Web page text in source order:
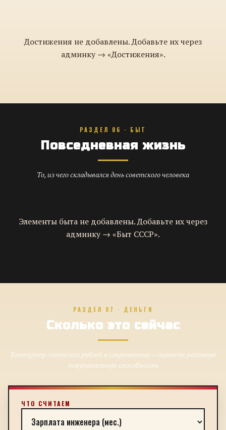
Достижения не добавлены. Добавьте их через
админку → «Достижения».
РАЗДЕЛ 06 · БЫТ
Повседневная жизнь
То, из чего складывался день советского человека
Элементы быта не добавлены. Добавьте их через
админку → «Быт СССР».
РАЗДЕЛ 07 · ДЕНЬГИ
Сколько это сейчас
Конвертер советских рублей в современные — оцените реальную
покупательную способность
ЧТО СЧИТАЕМ